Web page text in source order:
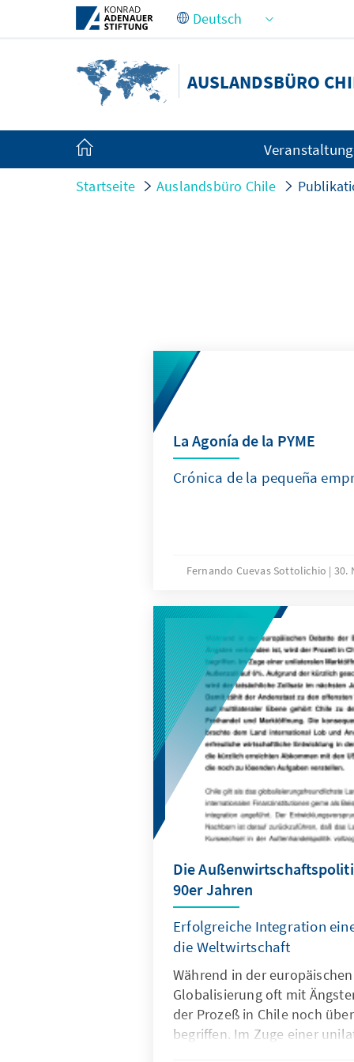
Zum Hauptinhalt springen
AUSLANDSBÜRO
Startseite Auslandsbüro Chile
La Agonía de la PYME
Crónica de la pequeña
Fernando Cuevas Sottolichio 30.
Die
90er Jahren
Erfolgreiche Integration
die Weltwirtschaft
Während in der
Globalisierung oft mit
der Prozeß in Chile noch
begriffen. Im Zuge einer